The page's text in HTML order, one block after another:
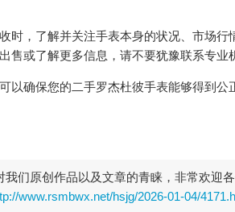
时，了解并关注手表本身的状况、市场
售或了解更多信息，请不要犹豫联系专业
以确保您的二手罗杰杜彼手表能够得到公
们原创作品以及文章的青睐，非常欢迎
www.rsmbwx.net/hsjg/2026-01-04/